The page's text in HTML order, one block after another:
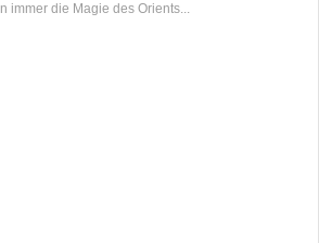
immer die Magie des Orients...